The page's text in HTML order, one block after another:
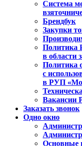
Система
Брендбук
Закупки
Политика
в области
Политика
с
в РУП
Вакансии
Заказать звонок
Одно окно
Основные